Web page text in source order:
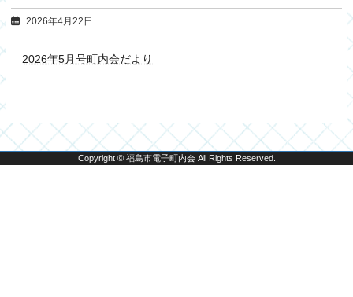
2026年4月22日
2026年5月号町内会だより
Copyright © 福島市電子町内会 All Rights Reserved.